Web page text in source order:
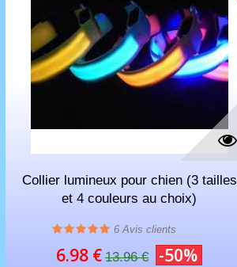
Collier lumineux pour chien (3 tailles
et 4 couleurs au choix)
6 Avis clients
6.98 € 13.96 € -50%